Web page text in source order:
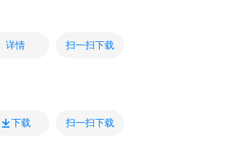
详情 扫一扫下载
下载 扫一扫下载